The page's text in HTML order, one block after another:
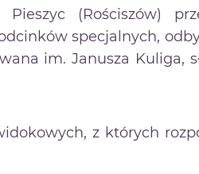
(Rościszów)
specjalnych,
im. Janusza Kuliga,
z których